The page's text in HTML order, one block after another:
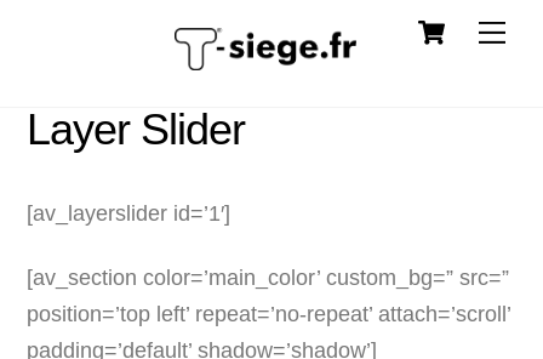
Layer Slider
[av_layerslider id=’1′]
[av_section color=’main_color’ custom_bg=” src=”
position=’top left’ repeat=’no-repeat’ attach=’scroll’
padding=’default’ shadow=’shadow’]